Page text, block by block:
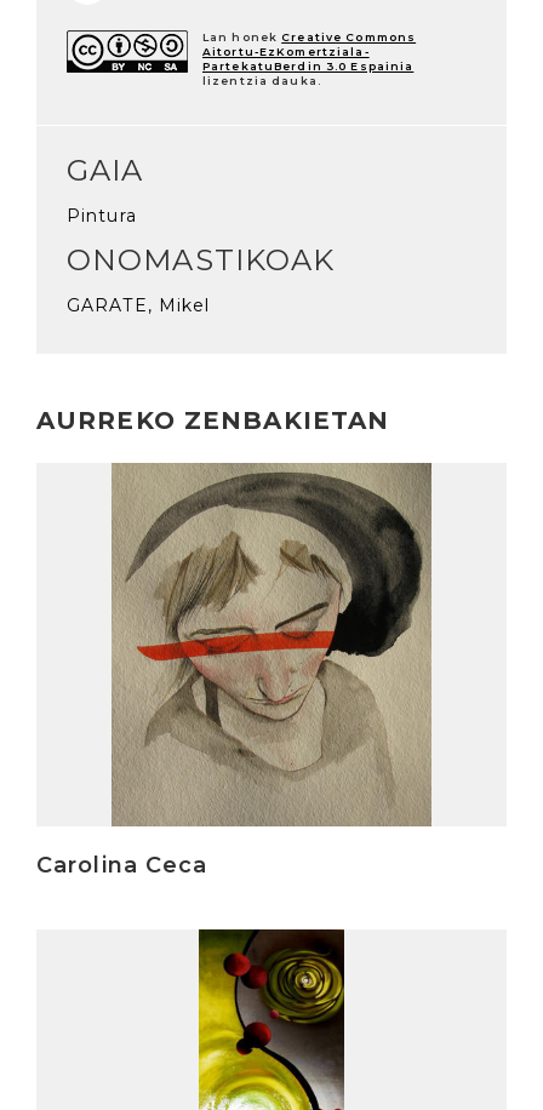
Lan honek Creative Commons
Aitortu-EzKomertziala-
PartekatuBerdin 3.0 Espainia
lizentzia dauka.
GAIA
Pintura
ONOMASTIKOAK
GARATE, Mikel
AURREKO ZENBAKIETAN
Carolina Ceca